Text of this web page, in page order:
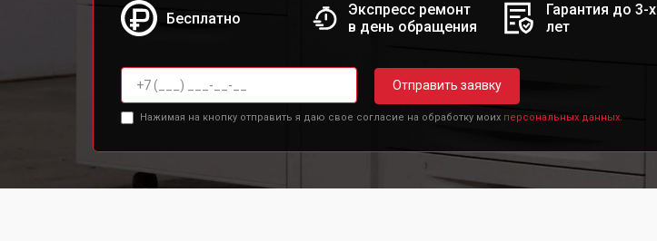
Бесплатно
Экспресс ремонт
в день обращения
Гарантия до 3-х
лет
Отправить заявку
Нажимая на кнопку отправить я даю свое согласие на обработку моих персональных данных.